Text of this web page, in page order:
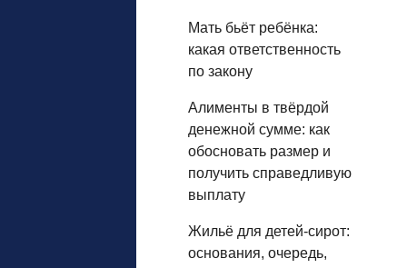
Мать бьёт ребёнка:
какая ответственность
по закону
Алименты в твёрдой
денежной сумме: как
обосновать размер и
получить справедливую
выплату
Жильё для детей‑сирот:
основания, очередь,